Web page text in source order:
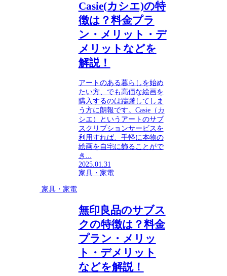
Casie(カシエ)の特
徴は？料金プラ
ン・メリット・デ
メリットなどを
解説！
アートのある暮らしを始め
たい方、でも高価な絵画を
購入するのは躊躇してしま
う方に朗報です。Casie（カ
シエ）というアートのサブ
スクリプションサービスを
利用すれば、手軽に本物の
絵画を自宅に飾ることがで
き...
2025.01.31
家具・家電
家具・家電
無印良品のサブス
クの特徴は？料金
プラン・メリッ
ト・デメリット
などを解説！